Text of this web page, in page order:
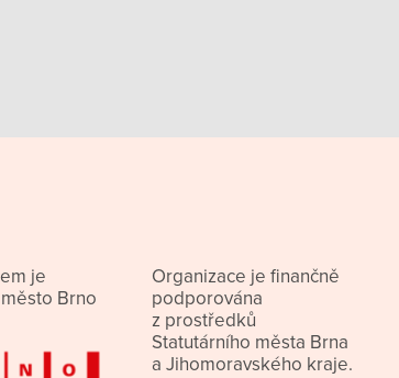
je
Brno
Organizace je finančně
podporována
z prostředků
Statutárního města Brna
a Jihomoravského kraje.